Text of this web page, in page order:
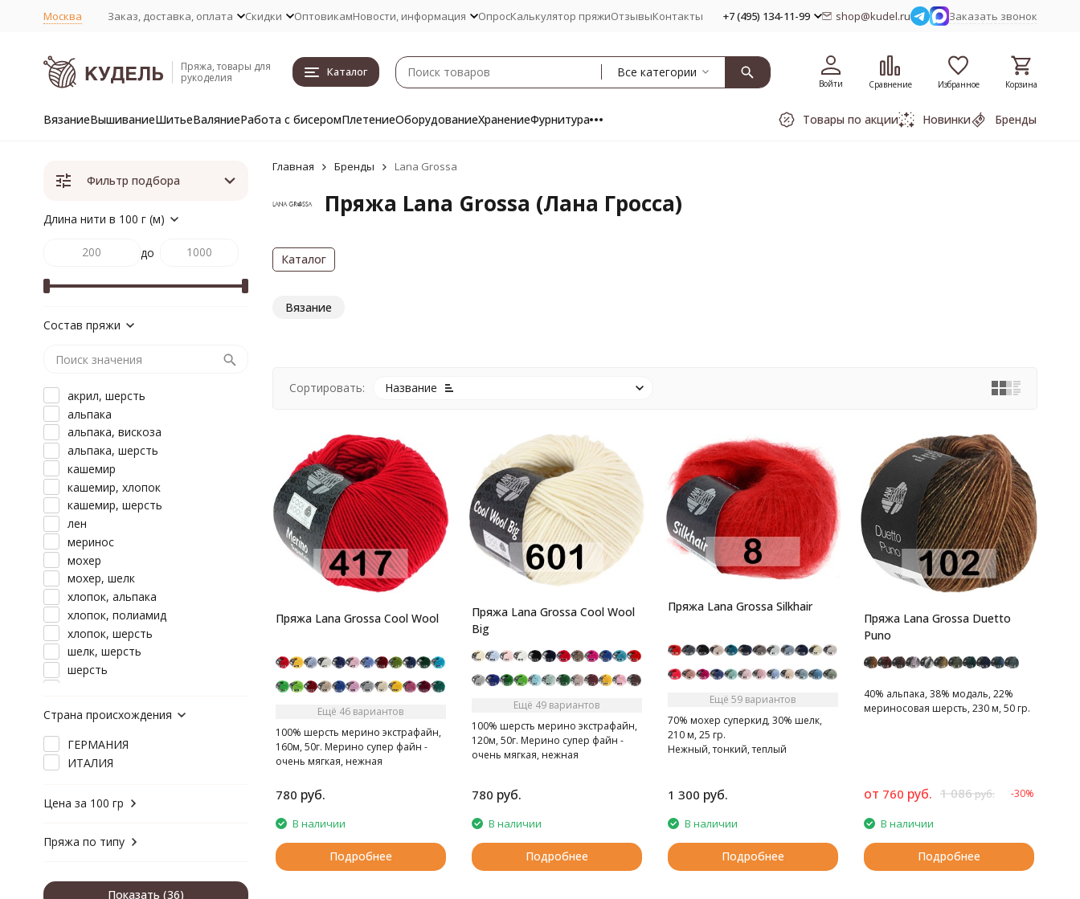
Москва Заказ, доставка, оплата Скидки ОптовикамНовости, информация ОпросКалькулятор пряжиОтзывыКонтакты +7 (495) 134-11-99 shop@kudel.ru Заказать звонок
Пряжа, товары для
рукоделия
Каталог Все категории
Войти Сравнение Избранное Корзина
ВязаниеВышиваниеШитьеВаляниеРабота с бисеромПлетениеОборудованиеХранениеФурнитура Товары по акции Новинки Бренды
Главная Бренды Lana Grossa
Пряжа Lana Grossa (Лана Гросса)
Каталог
Вязание
Сортировать: Название
Пряжа Lana Grossa Cool Wool
Ещё 46 вариантов
100% шерсть мерино экстрафайн,
160м, 50г. Мерино супер файн -
очень мягкая, нежная
780 руб.
В наличии
Подробнее
Пряжа Lana Grossa Cool Wool
Big
Ещё 49 вариантов
100% шерсть мерино экстрафайн,
120м, 50г. Мерино супер файн -
очень мягкая, нежная
780 руб.
В наличии
Подробнее
Пряжа Lana Grossa Silkhair
Ещё 59 вариантов
70% мохер суперкид, 30% шелк,
210 м, 25 гр.
Нежный, тонкий, теплый
1 300 руб.
В наличии
Подробнее
Пряжа Lana Grossa Duetto
Puno
40% альпака, 38% модаль, 22%
мериносовая шерсть, 230 м, 50 гр.
от 760 руб. 1 086руб. -30%
В наличии
Подробнее
Фильтр подбора
Длина нити в 100 г (м)
до
Состав пряжи
акрил, шерсть
альпака
альпака, вискоза
альпака, шерсть
кашемир
кашемир, хлопок
кашемир, шерсть
лен
меринос
мохер
мохер, шелк
хлопок, альпака
хлопок, полиамид
хлопок, шерсть
шелк, шерсть
шерсть
шерсть, полиамид
шерсть, хлопок
шерсть, шелк
Страна происхождения
ГЕРМАНИЯ
ИТАЛИЯ
Цена за 100 гр
Пряжа по типу
Показать